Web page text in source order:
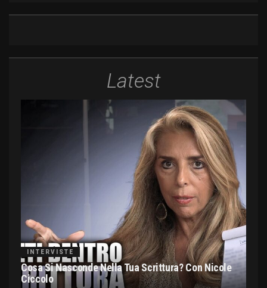
Latest
INTERVISTE
Cosa Si Nasconde Nella Tua Scrittura? Con Nicole
Ciccolo